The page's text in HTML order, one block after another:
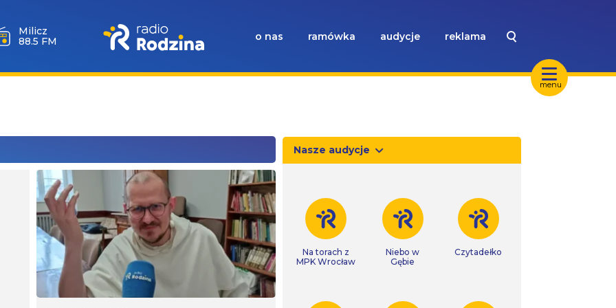
menu
Milicz
88.5 FM
o nas ramówka audycje reklama
Nasze audycje
Na torach z
MPK Wrocław
Niebo w
Gębie
Czytadełko